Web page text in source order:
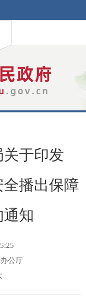
于印发
全播出保障
知
公厅